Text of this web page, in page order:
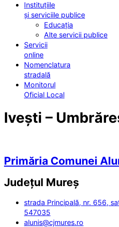
Instituțiile
și serviciile publice
Educația
Alte servicii publice
Servicii
online
Nomenclatura
stradală
Monitorul
Oficial Local
Ivești –
Primăria Comunei
Județul Mureș
strada Principală, nr. 656,
547035
alunis@cjmures.ro